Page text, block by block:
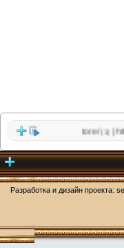
(1)|http://
Разработка и дизайн проекта: